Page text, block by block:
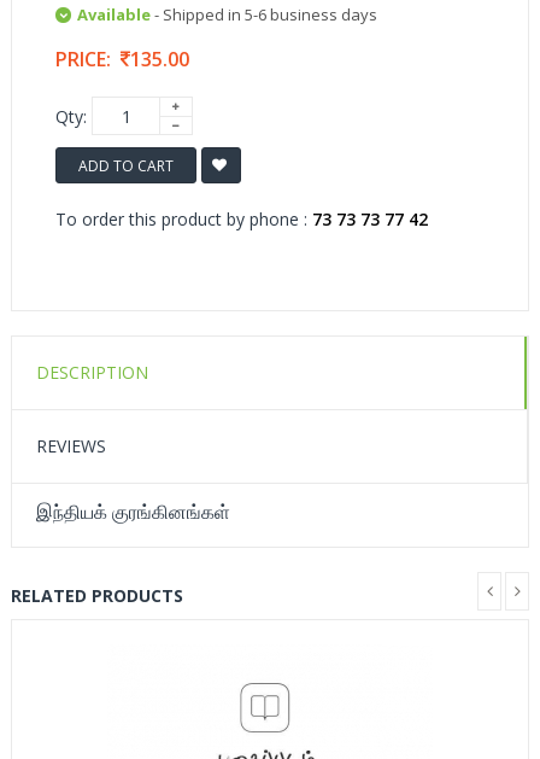
Available- Shipped in 5-6 business days
PRICE: 135.00
Qty:
ADD TO CART
To order this product by phone : 73 73 73 77 42
DESCRIPTION
REVIEWS
இந்தியக் குரங்கினங்கள்
RELATED PRODUCTS